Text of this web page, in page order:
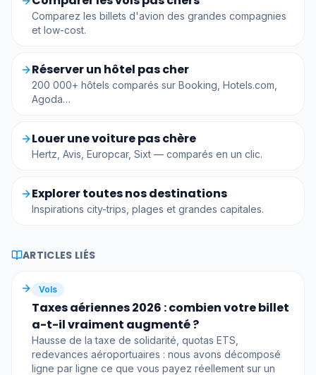
Comparez les billets d'avion des grandes compagnies
et low-cost.
Réserver un hôtel pas cher
200 000+ hôtels comparés sur Booking, Hotels.com,
Agoda…
Louer une voiture pas chère
Hertz, Avis, Europcar, Sixt — comparés en un clic.
Explorer toutes nos destinations
Inspirations city-trips, plages et grandes capitales.
ARTICLES LIÉS
Vols
Taxes aériennes 2026 : combien votre billet
a-t-il vraiment augmenté ?
Hausse de la taxe de solidarité, quotas ETS,
redevances aéroportuaires : nous avons décomposé
ligne par ligne ce que vous payez réellement sur un